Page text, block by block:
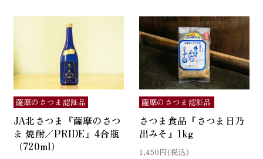
薩摩のさつま認証品
JA北さつま『薩摩のさつ
ま 焼酎／PRIDE』4合瓶
（720ml）
薩摩のさつま認証品
さつま食品『さつま日乃
出みそ』1kg
1,450円(税込)